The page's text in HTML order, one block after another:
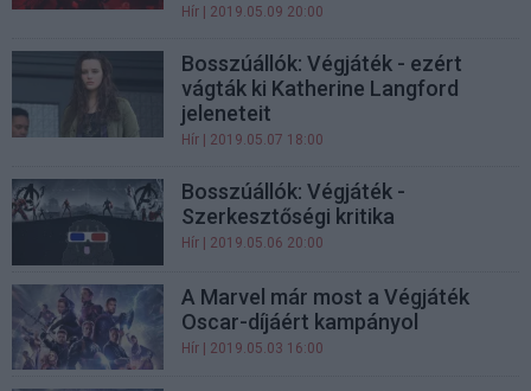
Hír | 2019.05.09 20:00
Bosszúállók: Végjáték - ezért
vágták ki Katherine Langford
jeleneteit
Hír | 2019.05.07 18:00
Bosszúállók: Végjáték -
Szerkesztőségi kritika
Hír | 2019.05.06 20:00
A Marvel már most a Végjáték
Oscar-díjáért kampányol
Hír | 2019.05.03 16:00